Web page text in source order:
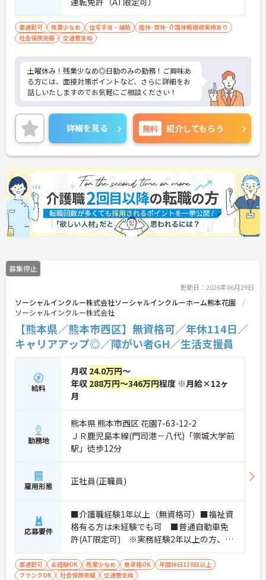
車通勤可 残業少なめ 住宅手当・補助
産休･育休･介護休暇取得実績あり
社会保険完備
交通費支給
土曜休み！残業少なめ◎日勤のみの勤務！ご興味あ
る方には、面接対策ポイントなど、さらに詳細をお
話しいたしますのでお気軽にご相談ください！
詳細を見る 無料 紹介してもらう
募集停止
更新日：2026年06月29日
ソーシャルインクルー株式会社ソーシャルインクルーホーム熊本花園
ソーシャルインクルー株式会社
【熊本県／熊本市西区】無資格可／年休114日／
キャリアアップ◎／障がい者GH／生活支援員
給料
月収 24.0万円～
年収 288万円～346万円程度 ※月給×12ヶ
月
勤務地
熊本県 熊本市西区 花園7-63-12-2
ＪＲ鹿児島本線(門司港－八代)「崇城大学前
駅」徒歩12分
雇用形態 正社員(正職員)
応募要件
■介護職経験1年以上（無資格可）■福祉資
格有る方は未経験でも可 ■普通自動車免
許(AT限定可) ※実務経験2年以上の方、障
がい者福祉に関する経験をお持ちの方大歓
迎
車通勤可 未経験OK 残業少なめ 無資格OK
年間休日110日以上
ブランクOK
社会保険完備 交通費支給